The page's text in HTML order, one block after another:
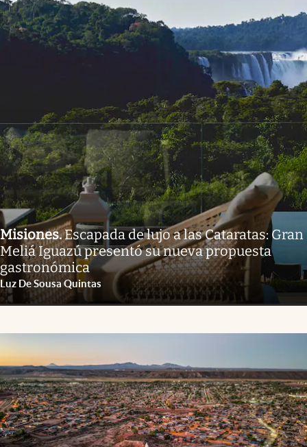
Misiones.Escapada de lujo a las Cataratas: Gran
Meliá Iguazú presentó su nueva propuesta
gastronómica
Luz De Sousa Quintas